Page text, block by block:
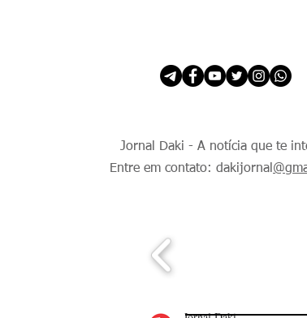
Jornal Daki - A notícia que te
Entre em contato: dakijornal